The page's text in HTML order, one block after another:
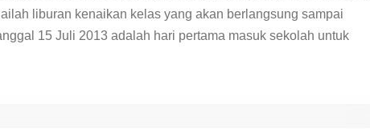
liburan kenaikan kelas yang akan berlangsung sampai
15 Juli 2013 adalah hari pertama masuk sekolah untuk